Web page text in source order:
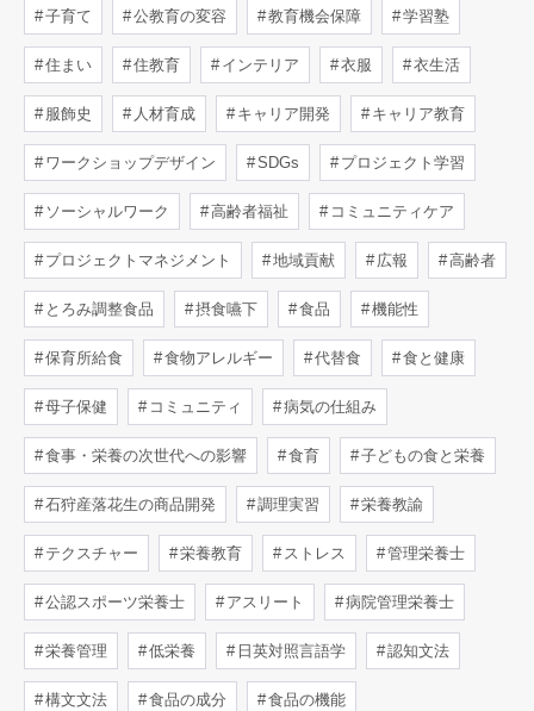
子育て 公教育の変容 教育機会保障 学習塾
住まい 住教育 インテリア 衣服 衣生活
服飾史 人材育成 キャリア開発 キャリア教育
ワークショップデザイン SDGs プロジェクト学習
ソーシャルワーク 高齢者福祉 コミュニティケア
プロジェクトマネジメント 地域貢献 広報 高齢者
とろみ調整食品 摂食嚥下 食品 機能性
保育所給食 食物アレルギー 代替食 食と健康
母子保健 コミュニティ 病気の仕組み
食事・栄養の次世代への影響 食育 子どもの食と栄養
石狩産落花生の商品開発 調理実習 栄養教諭
テクスチャー 栄養教育 ストレス 管理栄養士
公認スポーツ栄養士 アスリート 病院管理栄養士
栄養管理 低栄養 日英対照言語学 認知文法
構文文法 食品の成分 食品の機能